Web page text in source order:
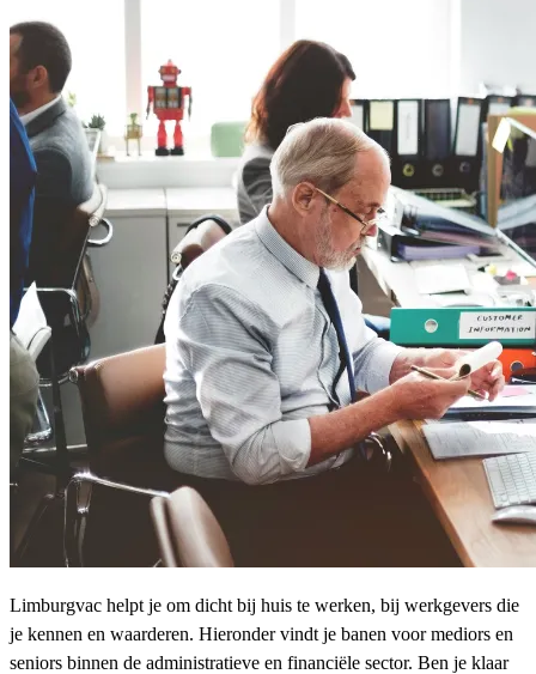
Limburgvac helpt je om dicht bij huis te werken, bij werkgevers die
je kennen en waarderen. Hieronder vindt je banen voor mediors en
seniors binnen de administratieve en financiële sector. Ben je klaar